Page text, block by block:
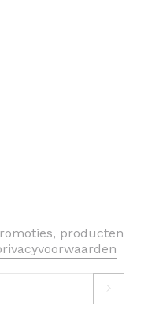
producten